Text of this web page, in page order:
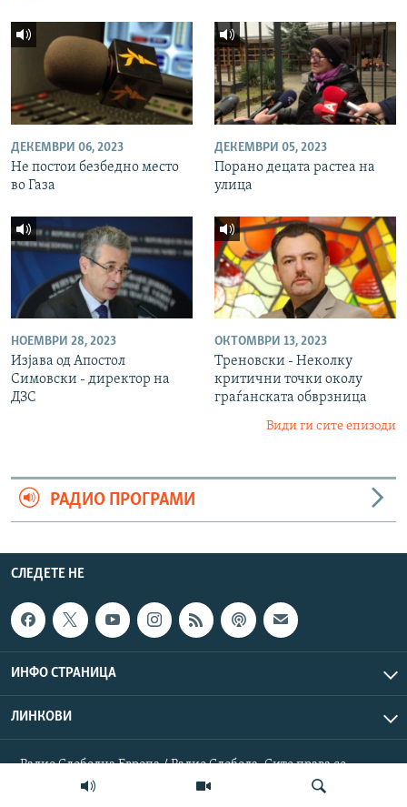
ДЕКЕМВРИ 06, 2023
Не постои безбедно место
во Газа
ДЕКЕМВРИ 05, 2023
Порано децата растеа на
улица
НОЕМВРИ 28, 2023
Изјава од Апостол
Симовски - директор на
ДЗС
ОКТОМВРИ 13, 2023
Треновски - Неколку
критични точки околу
граѓанската обврзница
Види ги сите епизоди
РАДИО ПРОГРАМИ
СЛЕДЕТЕ НЕ
ИНФО СТРАНИЦА
ЛИНКОВИ
Радио Слободна Европа / Радио Слобода. Сите права се
резервирани